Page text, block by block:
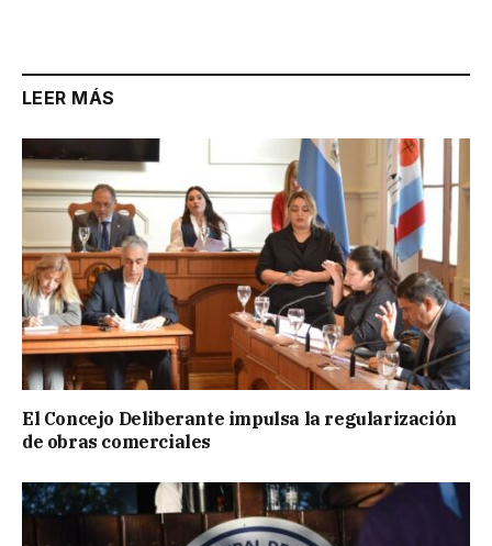
LEER MÁS
El Concejo Deliberante impulsa la regularización
de obras comerciales